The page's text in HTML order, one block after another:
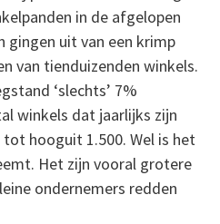
in de afgelopen
gingen uit van een krimp
van tienduizenden winkels.
‘slechts’ 7%
winkels dat jaarlijks zijn
hooguit 1.500. Wel is het
Het zijn vooral grotere
ondernemers redden